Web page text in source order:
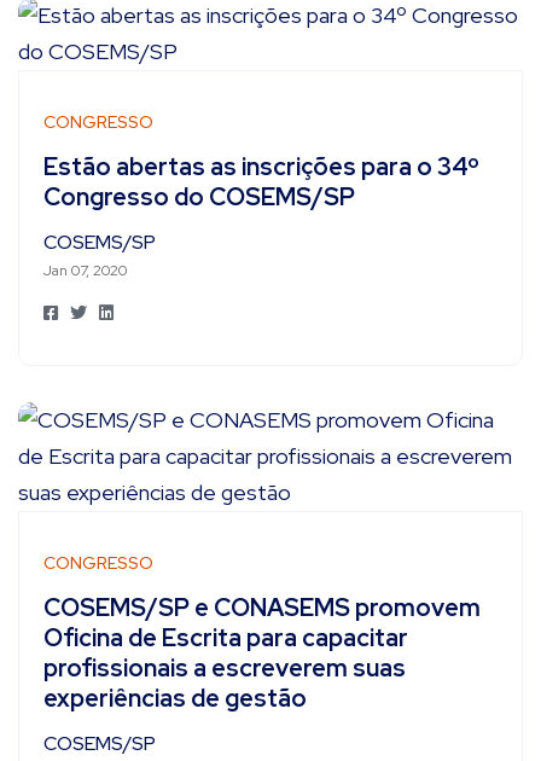
CONGRESSO
Estão abertas as inscrições para o 34º
Congresso do COSEMS/SP
COSEMS/SP
Jan 07, 2020
CONGRESSO
COSEMS/SP e CONASEMS promovem
Oficina de Escrita para capacitar
profissionais a escreverem suas
experiências de gestão
COSEMS/SP